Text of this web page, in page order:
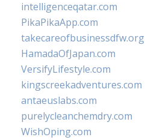
intelligenceqatar.com
PikaPikaApp.com
takecareofbusinessdfw.org
HamadaOfJapan.com
VersifyLifestyle.com
kingscreekadventures.com
antaeuslabs.com
purelycleanchemdry.com
WishOping.com